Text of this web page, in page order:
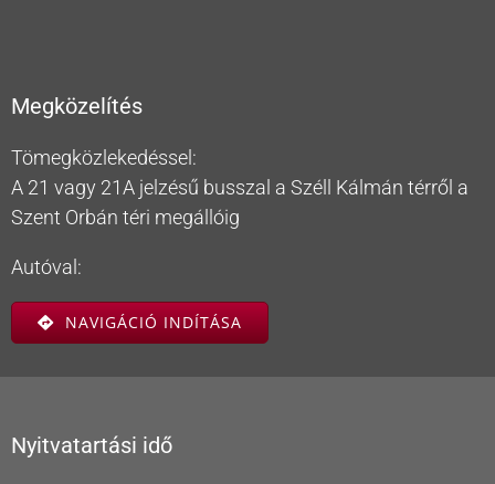
Megközelítés
Tömegközlekedéssel:
A 21 vagy 21A jelzésű busszal a Széll Kálmán térről a
Szent Orbán téri megállóig
Autóval:
NAVIGÁCIÓ INDÍTÁSA
Nyitvatartási idő